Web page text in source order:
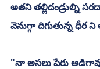
అతని తల్లిదండ్రుల్ని
వెనుగ్గా దిగుతున్న ధీర ని
"నా అసలు పేరు